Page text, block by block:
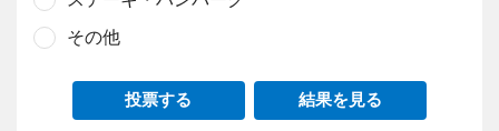
その他
投票する 結果を見る